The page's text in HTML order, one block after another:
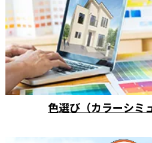
色選び（カラーシミ